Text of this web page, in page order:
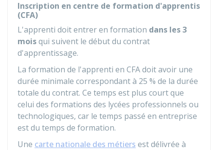
Inscription en centre de formation d'apprentis
(CFA)
L'apprenti doit entrer en formation dans les3
moisqui suivent le début du contrat
d'apprentissage.
La formation de l'apprenti en CFA doit avoir une
durée minimale correspondant à 25 % de la durée
totale du contrat. Ce temps est plus court que
celui des formations des lycées professionnels ou
technologiques, car le temps passé en entreprise
est du temps de formation.
Une carte nationale des métiers est délivrée à